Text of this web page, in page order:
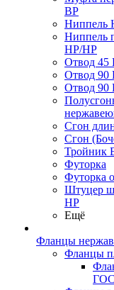
ВР
Ниппель
Ниппель
НР/НР
Отвод
Отвод
Отвод
Сгон
Сгон
Тройник
Футорка
Футорка
Штуцер
НР
Ещё
Фланцы
Фланцы